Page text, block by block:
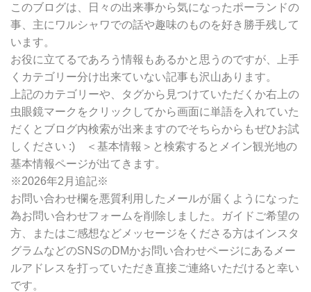
別
検
索
このブログは、日々の出来事から気になったポーランドの
事、主にワルシャワでの話や趣味のものを好き勝手残して
います。
お役に立てるであろう情報もあるかと思うのですが、上手
くカテゴリー分け出来ていない記事も沢山あります。
上記のカテゴリーや、タグから見つけていただくか右上の
虫眼鏡マークをクリックしてから画面に単語を入れていた
だくとブログ内検索が出来ますのでそちらからもぜひお試
しください :) ＜基本情報＞と検索するとメイン観光地の
基本情報ページが出てきます。
※2026年2月追記※
お問い合わせ欄を悪質利用したメールが届くようになった
為お問い合わせフォームを削除しました。ガイドご希望の
方、またはご感想などメッセージをくださる方はインスタ
グラムなどのSNSのDMかお問い合わせページにあるメー
ルアドレスを打っていただき直接ご連絡いただけると幸い
です。